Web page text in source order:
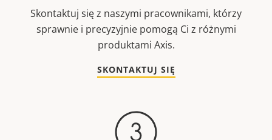
Skontaktuj się z naszymi pracownikami, którzy
sprawnie i precyzyjnie pomogą Ci z różnymi
produktami Axis.
SKONTAKTUJ SIĘ